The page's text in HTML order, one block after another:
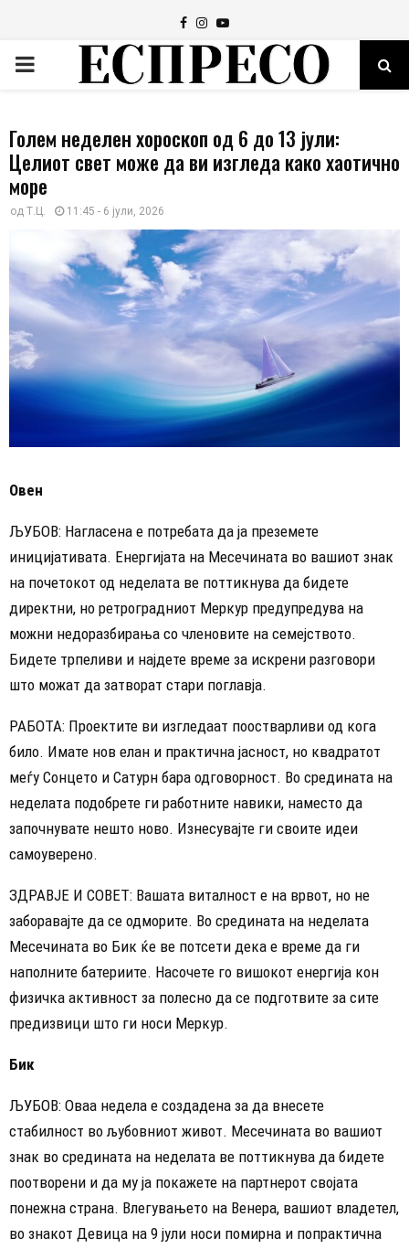
Facebook
Instagram
Youtube
PRIMARY
Голем неделен хороскоп од 6 до 13 јули:
Целиот свет може да ви изгледа како хаотично
море
од Т.Ц. 11:45 - 6 јули, 2026
Овен
ЉУБОВ: Нагласена е потребата да ја преземете
иницијативата. Енергијата на Месечината во вашиот знак
на почетокот од неделата ве поттикнува да бидете
директни, но ретроградниот Меркур предупредува на
можни недоразбирања со членовите на семејството.
Бидете трпеливи и најдете време за искрени разговори
што можат да затворат стари поглавја.
РАБОТА: Проектите ви изгледаат поостварливи од кога
било. Имате нов елан и практична јасност, но квадратот
меѓу Сонцето и Сатурн бара одговорност. Во средината на
неделата подобрете ги работните навики, наместо да
започнувате нешто ново. Изнесувајте ги своите идеи
самоуверено.
ЗДРАВЈЕ И СОВЕТ: Вашата виталност е на врвот, но не
заборавајте да се одморите. Во средината на неделата
Месечината во Бик ќе ве потсети дека е време да ги
наполните батериите. Насочете го вишокот енергија кон
физичка активност за полесно да се подготвите за сите
предизвици што ги носи Меркур.
Бик
ЉУБОВ: Оваа недела е создадена за да внесете
стабилност во љубовниот живот. Месечината во вашиот
знак во средината на неделата ве поттикнува да бидете
поотворени и да му ја покажете на партнерот својата
понежна страна. Влегувањето на Венера, вашиот владетел,
во знакот Девица на 9 јули носи помирна и попрактична